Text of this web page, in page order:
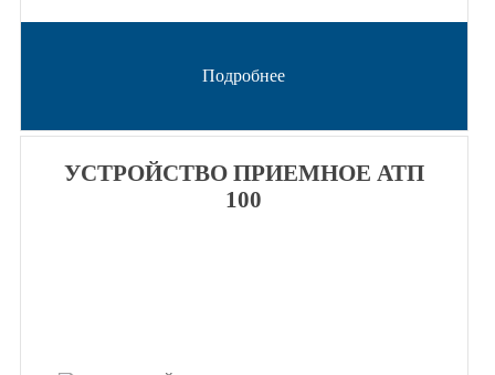
Подробнее
УСТРОЙСТВО ПРИЕМНОЕ АТП
100